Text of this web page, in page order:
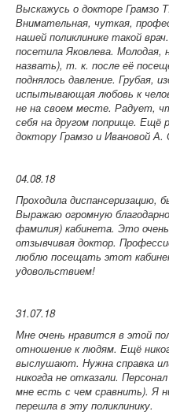
Выскажусь о докторе Грамзо
Внимательная, чуткая,
нашей поликлинике такой
посетила Яковлева. Молодая,
назвать), т. к. после её
поднялось давление. Грубая,
испытывающая любовь к
не на своем месте. Радует,
себя на другом поприще. Ещё
доктору Грамзо и Ивановой А.
04.08.18
Проходила диспансеризацию,
Выражаю огромную
фамилия) кабинета. Это
отзывчивая доктор.
люблю посещать этот
удовольствием!
31.07.18
Мне очень нравится в этой
отношение к людям. Ещё
выслушают. Нужна справка
никогда не отказали.
мне есть с чем сравнить). Я
перешла в эту поликлинику.